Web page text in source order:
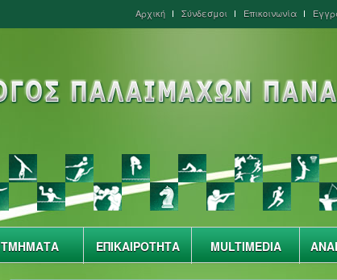
Αρχική Σύνδεσμοι Επικοινωνία
ΤΜΗΜΑΤΑ ΕΠΙΚΑΙΡΟΤΗΤΑ MULTIMEDIA